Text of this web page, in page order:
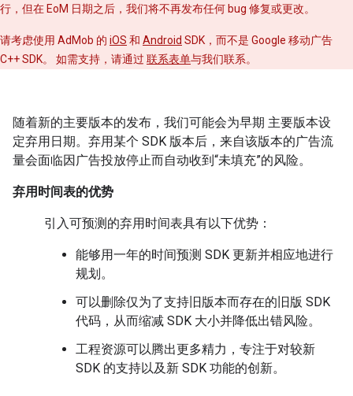
行，但在 EoM 日期之后，我们将不再发布任何 bug 修复或更改。
请考虑使用 AdMob 的 iOS 和 Android SDK，而不是 Google 移动广告
C++ SDK。 如需支持，请通过 联系表单与我们联系。
随着新的主要版本的发布，我们可能会为早期 主要版本设
定弃用日期。弃用某个 SDK 版本后，来自该版本的广告流
量会面临因广告投放停止而自动收到“未填充”的风险。
弃用时间表的优势
引入可预测的弃用时间表具有以下优势：
能够用一年的时间预测 SDK 更新并相应地进行
规划。
可以删除仅为了支持旧版本而存在的旧版 SDK
代码，从而缩减 SDK 大小并降低出错风险。
工程资源可以腾出更多精力，专注于对较新
SDK 的支持以及新 SDK 功能的创新。